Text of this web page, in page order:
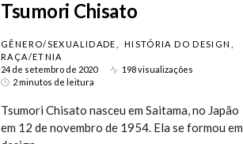
Tsumori Chisato
GÊNERO/SEXUALIDADE
HISTÓRIA DO DESIGN
RAÇA/ETNIA
24 de setembro de 2020
198 visualizações
2 minutos de leitura
Tsumori Chisato nasceu em Saitama, no Japão
em 12 de novembro de 1954. Ela se formou em